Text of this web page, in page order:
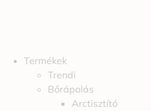
Termékek
Trendi
Bőrápolás
Arctisztító